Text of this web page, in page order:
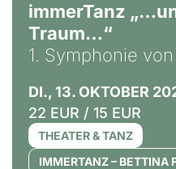
immerTanz
Traum…“
1. Symphonie
DI., 13. OKTOBER
22 EUR / 15 EUR
THEATER & TANZ
IMMERTANZ – BETTINA